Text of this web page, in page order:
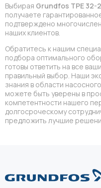
Выбирая Grundfos TPE 32-
получаете
подтверждено
наших клиентов.
Обратитесь к нашим
подбора оптимального
готовы ответить на все
правильный выбор. Наши
знания в области
можете быть уверены в
компетентности нашего
долгосроческому
предложить лучшие